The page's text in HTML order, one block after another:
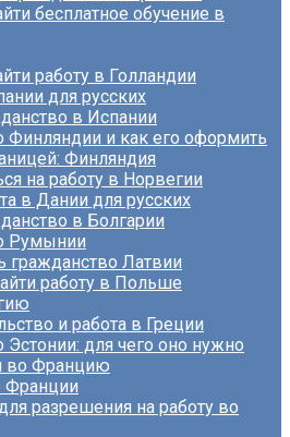
бесплатное обучение в
работу в Голландии
для русских
в Испании
Финляндии и как его оформить
Финляндия
на работу в Норвегии
в Дании для русских
в Болгарии
Румынии
гражданство Латвии
работу в Польше
и работа в Греции
Эстонии: для чего оно нужно
во Францию
Франции
разрешения на работу во